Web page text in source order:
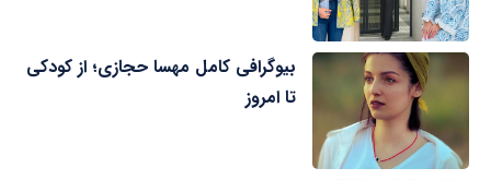
بیوگرافی کامل مهسا حجازی؛ از کودکی
تا امروز